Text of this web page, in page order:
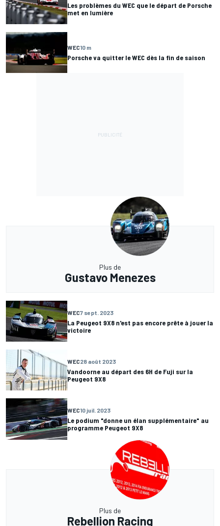
Les problèmes du WEC que le départ de Porsche
met en lumière
WEC10 m
Porsche va quitter le WEC dès la fin de saison
Plus de
Gustavo Menezes
WEC7 sept. 2023
La Peugeot 9X8 n'est pas encore prête à jouer la
victoire
WEC28 août 2023
Vandoorne au départ des 6H de Fuji sur la
Peugeot 9X8
WEC10 juil. 2023
Le podium "donne un élan supplémentaire" au
programme Peugeot 9X8
Plus de
Rebellion Racing